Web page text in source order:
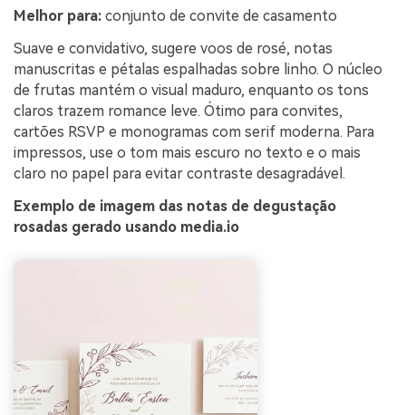
Melhor para: conjunto de convite de casamento
Suave e convidativo, sugere voos de rosé, notas
manuscritas e pétalas espalhadas sobre linho. O núcleo
de frutas mantém o visual maduro, enquanto os tons
claros trazem romance leve. Ótimo para convites,
cartões RSVP e monogramas com serif moderna. Para
impressos, use o tom mais escuro no texto e o mais
claro no papel para evitar contraste desagradável.
Exemplo de imagem das notas de degustação
rosadas gerado usando media.io